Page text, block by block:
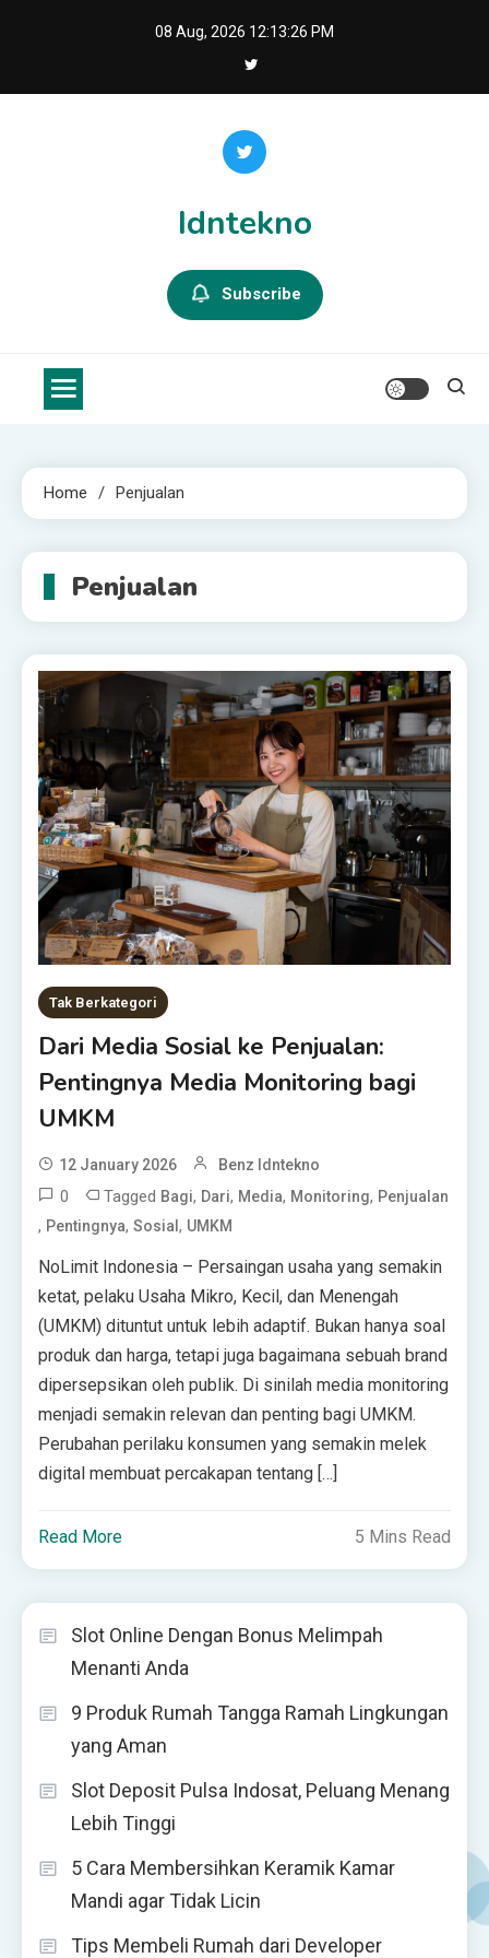
08 Aug, 2026 12:13:26 PM
Idntekno
Subscribe
Home Penjualan
Penjualan
Tak Berkategori
Dari Media Sosial ke Penjualan:
Pentingnya Media Monitoring bagi
UMKM
12 January 2026 Benz Idntekno
0 Tagged Bagi, Dari, Media, Monitoring, Penjualan
, Pentingnya,Sosial, UMKM
NoLimit Indonesia – Persaingan usaha yang semakin
ketat, pelaku Usaha Mikro, Kecil, dan Menengah
(UMKM) dituntut untuk lebih adaptif. Bukan hanya soal
produk dan harga, tetapi juga bagaimana sebuah brand
dipersepsikan oleh publik. Di sinilah media monitoring
menjadi semakin relevan dan penting bagi UMKM.
Perubahan perilaku konsumen yang semakin melek
digital membuat percakapan tentang […]
Read More 5 Mins Read
Slot Online Dengan Bonus Melimpah
Menanti Anda
9 Produk Rumah Tangga Ramah Lingkungan
yang Aman
Slot Deposit Pulsa Indosat, Peluang Menang
Lebih Tinggi
5 Cara Membersihkan Keramik Kamar
Mandi agar Tidak Licin
Tips Membeli Rumah dari Developer